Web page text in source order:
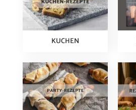
KUCHEN